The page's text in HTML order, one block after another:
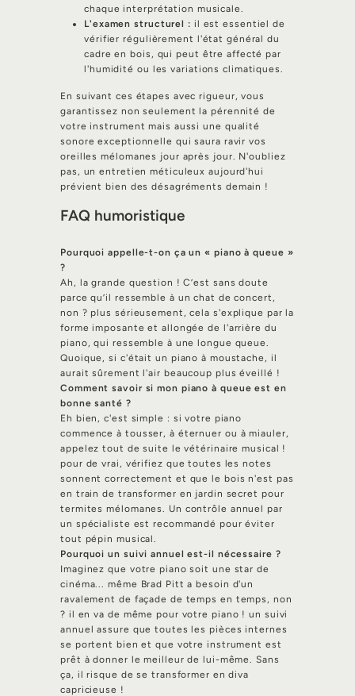
chaque interprétation musicale.
L'examen structurel : il est essentiel de
vérifier régulièrement l'état général du
cadre en bois, qui peut être affecté par
l'humidité ou les variations climatiques.
En suivant ces étapes avec rigueur, vous
garantissez non seulement la pérennité de
votre instrument mais aussi une qualité
sonore exceptionnelle qui saura ravir vos
oreilles mélomanes jour après jour. N'oubliez
pas, un entretien méticuleux aujourd'hui
prévient bien des désagréments demain !
FAQ humoristique
Pourquoi appelle-t-on ça un « piano à queue »
?
Ah, la grande question ! C’est sans doute
parce qu’il ressemble à un chat de concert,
non ? plus sérieusement, cela s'explique par la
forme imposante et allongée de l'arrière du
piano, qui ressemble à une longue queue.
Quoique, si c'était un piano à moustache, il
aurait sûrement l'air beaucoup plus éveillé !
Comment savoir si mon piano à queue est en
bonne santé ?
Eh bien, c'est simple : si votre piano
commence à tousser, à éternuer ou à miauler,
appelez tout de suite le vétérinaire musical !
pour de vrai, vérifiez que toutes les notes
sonnent correctement et que le bois n'est pas
en train de transformer en jardin secret pour
termites mélomanes. Un contrôle annuel par
un spécialiste est recommandé pour éviter
tout pépin musical.
Pourquoi un suivi annuel est-il nécessaire ?
Imaginez que votre piano soit une star de
cinéma... même Brad Pitt a besoin d'un
ravalement de façade de temps en temps, non
? il en va de même pour votre piano ! un suivi
annuel assure que toutes les pièces internes
se portent bien et que votre instrument est
prêt à donner le meilleur de lui-même. Sans
ça, il risque de se transformer en diva
capricieuse !